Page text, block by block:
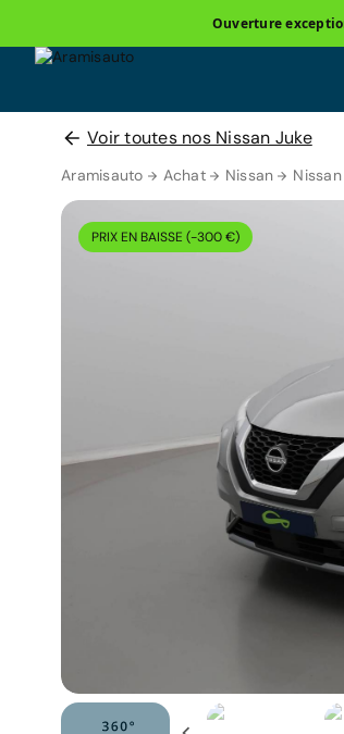
Ouverture
Voir toutes nos Nissan Juke
Aramisauto Achat Nissan
PRIX EN BAISSE (-300 €)